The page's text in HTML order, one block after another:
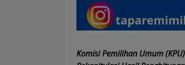
Komisi Pemilihan Umum